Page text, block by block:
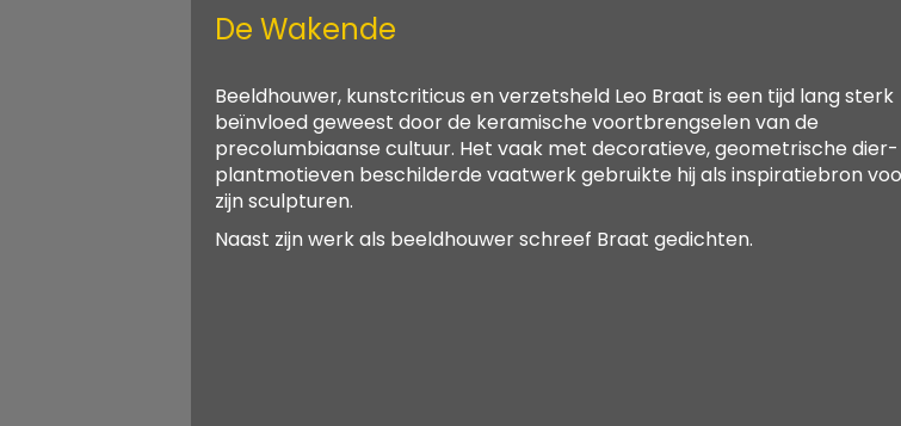
De Wakende
Beeldhouwer, kunstcriticus en verzetsheld Leo Braat is een tijd lang sterk
beïnvloed geweest door de keramische voortbrengselen van de
precolumbiaanse cultuur. Het vaak met decoratieve, geometrische
plantmotieven beschilderde vaatwerk gebruikte hij als inspiratiebron
zijn sculpturen.
Naast zijn werk als beeldhouwer schreef Braat gedichten.